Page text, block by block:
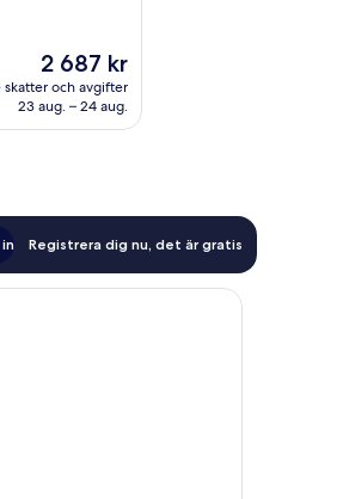
Priset
är
2 687 kr
2 687 kr
skatter och avgifter
23 aug. – 24 aug.
Registrera dig nu, det är gratis